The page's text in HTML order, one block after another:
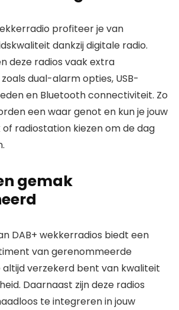
profiteer je van
dankzij digitale radio.
deze radios vaak extra
dual-alarm opties, USB-
en Bluetooth connectiviteit. Zo
een waar genot en kun je jouw
radiostation kiezen om de dag
gemak
DAB+ wekkerradios biedt een
van gerenommeerde
altijd verzekerd bent van kwaliteit
Daarnaast zijn deze radios
te integreren in jouw